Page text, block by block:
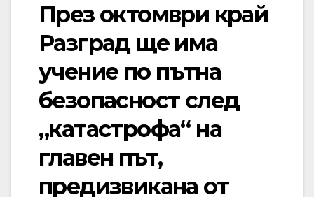
През октомври край
Разград ще има
учение по пътна
безопасност след
„катастрофа“ на
главен път,
предизвикана от